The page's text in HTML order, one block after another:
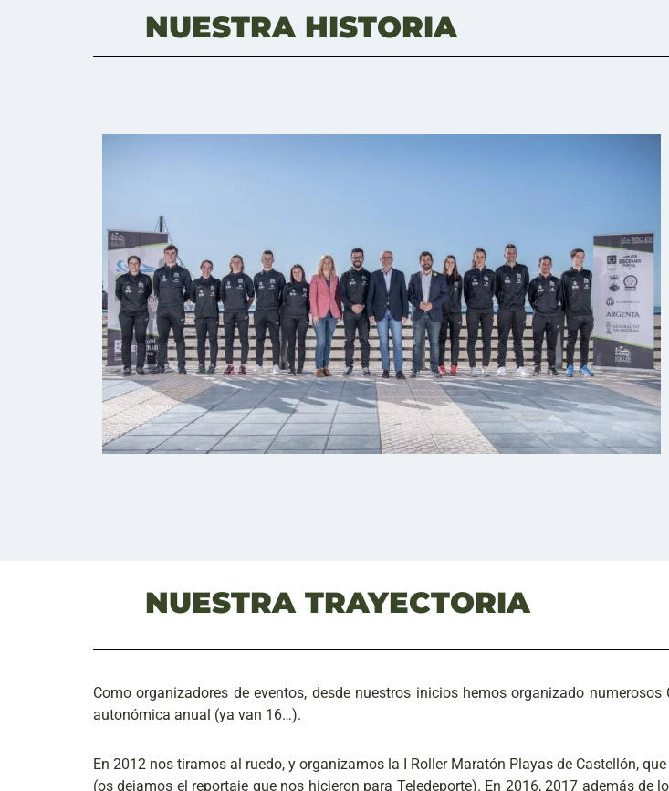
NUESTRA HISTORIA
NUESTRA TRAYECTORIA
Como organizadores de eventos, desde nuestros inicios hemos organizado
autonómica anual (ya van 16…).
En 2012 nos tiramos al ruedo, y organizamos la I Roller Maratón Playas de Castellón,
(os dejamos el reportaje que nos hicieron para Teledeporte). En 2016, 2017 además